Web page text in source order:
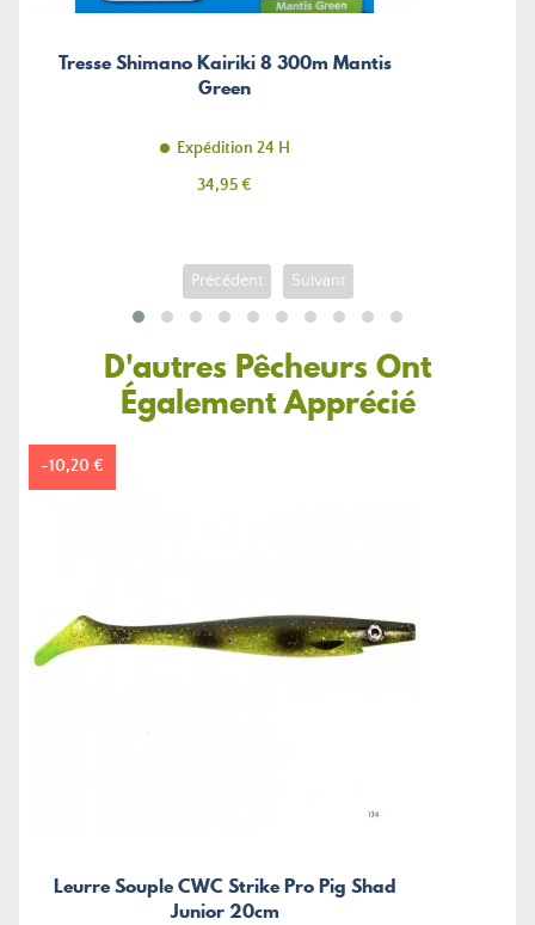
Tresse Shimano Kairiki 8 300m Mantis
Green
Expédition 24 H
Prix
34,95 €
Précédent Suivant
D'autres Pêcheurs Ont
Également Apprécié
Leurre Souple CWC Strike Pro Pig Shad
Junior 20cm
-10,20 €